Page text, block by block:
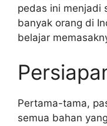
pedas ini menjadi
banyak orang di
belajar
Pertama-tama,
semua bahan